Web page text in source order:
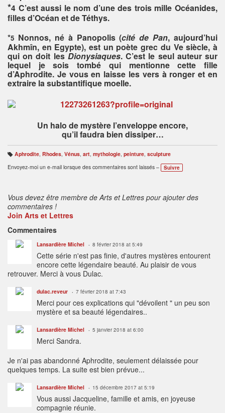
*4 C’est aussi le nom d’une des trois mille Océanides,
filles d’Océan et de Téthys.
*5 Nonnos, né à Panopolis (cité de Pan, aujourd’hui
Akhmîn, en Egypte), est un poète grec du Ve siècle, à
qui on doit lesDionysiaques. C’est le seul auteur sur
lequel je sois tombé qui mentionne cette fille
d’Aphrodite. Je vous en laisse les vers à ronger et en
extraire la substantifique moelle.
Un halo de mystère l’enveloppe encore,
qu’il faudra bien dissiper…
B
ali
s
Aphrodite, Rhodes, Vénus, art, mythologie, peinture, sculpture
Envoyez-moi un e-mail lorsque des commentaires sont laissés –
Suivre
Vous devez être membre de Arts et Lettres pour ajouter des
commentaires !
Join Arts et Lettres
Commentaires
Lansardière Michel 8 février 2018 at 5:49
Cette série n'est pas finie, d'autres mystères entourent
encore cette légendaire beauté. Au plaisir de vous
retrouver. Merci à vous Dulac.
dulac.reveur 7 février 2018 at 7:43
Merci pour ces explications qui "dévoilent " un peu son
mystère et sa beauté légendaires..
Lansardière Michel 5 janvier 2018 at 6:00
Merci Sandra.
Je n'ai pas abandonné Aphrodite, seulement délaissée pour
quelques temps. La suite est bien prévue...
Lansardière Michel 15 décembre 2017 at 5:19
Vous aussi Jacqueline, famille et amis, en joyeuse
compagnie réunie.